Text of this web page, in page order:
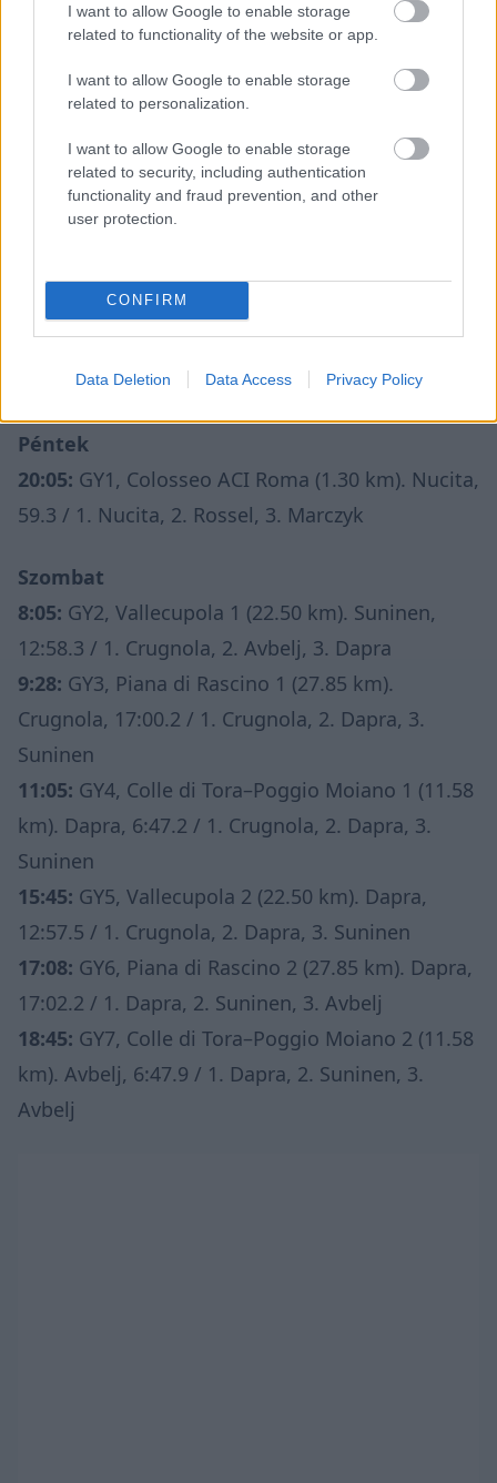
I want to allow Google to enable storage
related to functionality of the website or app.
I want to allow Google to enable storage
related to personalization.
I want to allow Google to enable storage
related to security, including authentication
functionality and fraud prevention, and other
user protection.
CONFIRM
Data Deletion Data Access Privacy Policy
6. Mille Johansson, Johan Grönvall (svédek),
7. Pablo Sarrazin, Yannick Roche (franciák),
9. Andrea Mabellini, Virginia Lenzi (olaszok),
Lancia Ypsilon Rally2, +1:24.7
Lancia Ypsilon Rally2, +1:30.4
10. Mikolaj Marczyk, Szymon Gospodarczyk
(lengyelek), Škoda Fabia RS Rally2, +1:37.3
Péntek
20:05: GY1, Colosseo ACI Roma (1.30 km). Nucita,
59.3 / 1. Nucita, 2. Rossel, 3. Marczyk
Szombat
8:05: GY2, Vallecupola 1 (22.50 km). Suninen,
12:58.3 / 1. Crugnola, 2. Avbelj, 3. Dapra
9:28: GY3, Piana di Rascino 1 (27.85 km).
Crugnola, 17:00.2 / 1. Crugnola, 2. Dapra, 3.
Suninen
11:05: GY4, Colle di Tora–Poggio Moiano 1 (11.58
km). Dapra, 6:47.2 / 1. Crugnola, 2. Dapra, 3.
Suninen
15:45: GY5, Vallecupola 2 (22.50 km). Dapra,
12:57.5 / 1. Crugnola, 2. Dapra, 3. Suninen
17:08: GY6, Piana di Rascino 2 (27.85 km). Dapra,
17:02.2 / 1. Dapra, 2. Suninen, 3. Avbelj
18:45: GY7, Colle di Tora–Poggio Moiano 2 (11.58
km). Avbelj, 6:47.9 / 1. Dapra, 2. Suninen, 3.
Avbelj